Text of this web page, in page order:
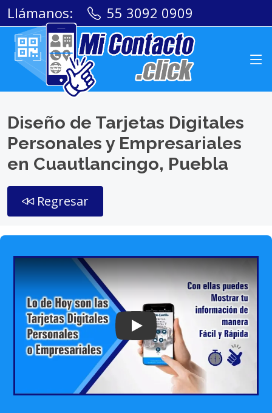
Llámanos: 55 3092 0909
Diseño de Tarjetas Digitales
Personales y Empresariales
en Cuautlancingo, Puebla
Regresar
Play: Keynote (Google I/O '18)